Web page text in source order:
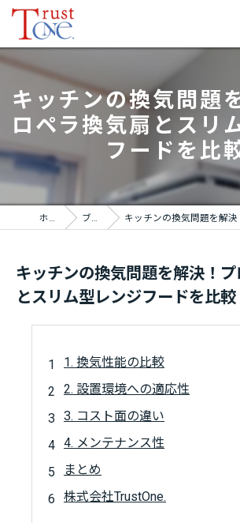
キッチンの換気問題
ロペラ換気扇とスリ
フードを比
ホーム ブログ キッチンの換気問題を解決！プロペラ換気
キッチンの換気問題を解決！
とスリム型レンジフードを比較
1. 換気性能の比較
2. 設置環境への適応性
3. コスト面の違い
4. メンテナンス性
まとめ
株式会社TrustOne.